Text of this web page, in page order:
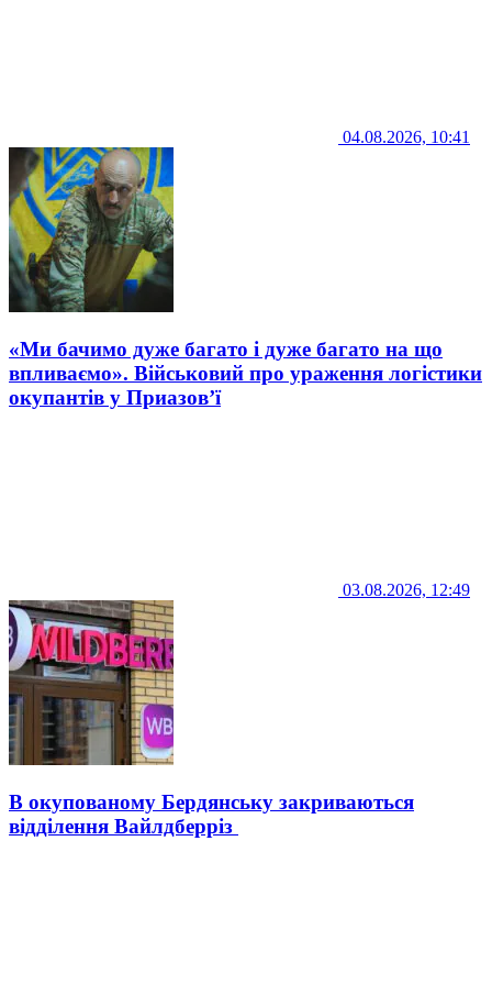
04.08.2026, 10:41
«Ми бачимо дуже багато і дуже багато на що
впливаємо». Військовий про ураження логістики
окупантів у Приазов’ї
03.08.2026, 12:49
В окупованому Бердянську закриваються
відділення Вайлдберріз